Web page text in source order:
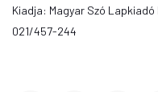
Kiadja: Magyar Szó Lapkiadó
021/457-244